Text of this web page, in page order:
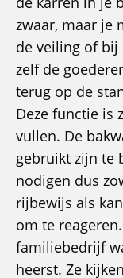
zwaar, maar je
de veiling of bij
zelf de
terug op de
Deze functie is
vullen. De
gebruikt zijn te
nodigen dus
rijbewijs als
om te
familiebedrijf
heerst. Ze